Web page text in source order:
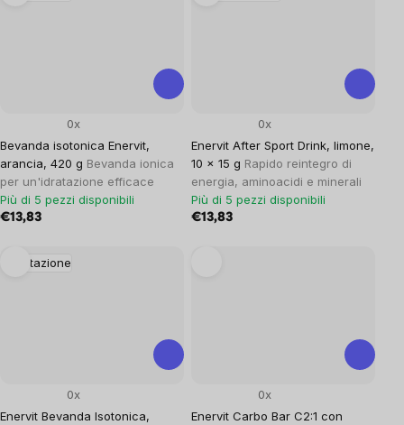
Bevanda isotonica Enervit,
arancia, 420 g Bevanda ionica
per un'idratazione efficace
0x
Più di 5 pezzi disponibili
€13,83
Enervit After Sport Drink, limone,
10 x 15 g Rapido reintegro di
energia, aminoacidi e minerali
0x
Più di 5 pezzi disponibili
€13,83
Idratazione
Enervit Bevanda Isotonica,
0x
Enervit Carbo Bar C2:1 con
0x